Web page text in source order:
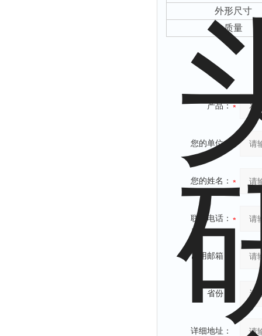
外形尺寸
质量
产品：
您的单位：
您的姓名：
联系电话：
常用邮箱：
省份：
详细地址：